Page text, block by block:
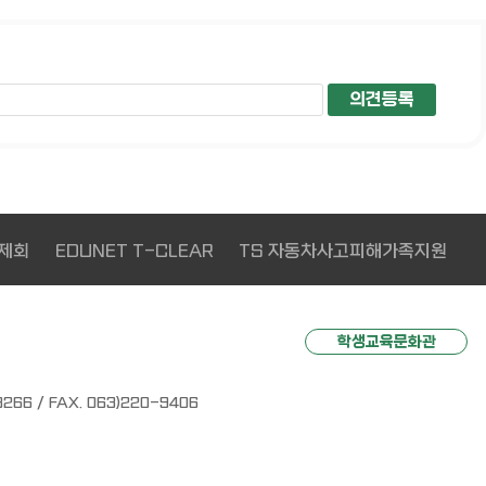
TS 자동차사고피해가족지원 장애학생 인권침해 신고센터
학생교육문화관
3266 / FAX. 063)220-9406